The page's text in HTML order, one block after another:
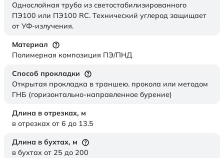
Однослойная труба из светостабилизированного
ПЭ100 или ПЭ100 RC. Технический углерод защищает
от УФ-излучения.
Материал
Полимерная композиция ПЭ/ПНД
Способ прокладки
Открытая прокладка в траншею. прокола или методом
ГНБ (горизонтально-направленное бурение)
Длина в отрезках, м
в отрезках от 6 до 13.5
Длина в бухтах, м
в бухтах от 25 до 200